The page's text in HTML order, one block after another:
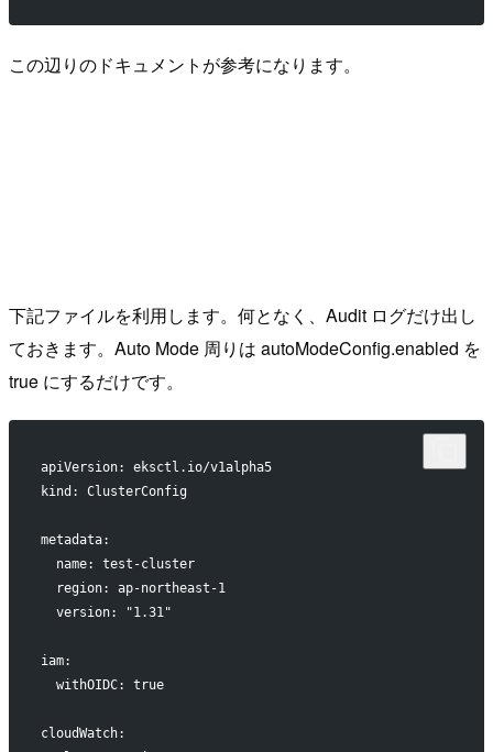
この辺りのドキュメントが参考になります。
下記ファイルを利用します。何となく、Audit ログだけ出し
ておきます。Auto Mode 周りは autoModeConfig.enabled を
true にするだけです。
apiVersion: eksctl.io/v1alpha5
kind: ClusterConfig
metadata:
  name: test-cluster
  region: ap-northeast-1
  version: "1.31"
iam:
  withOIDC: true
cloudWatch: